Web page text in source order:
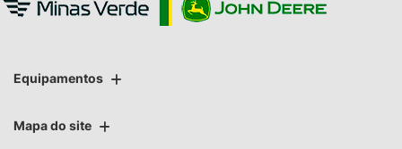
Equipamentos
Mapa do site